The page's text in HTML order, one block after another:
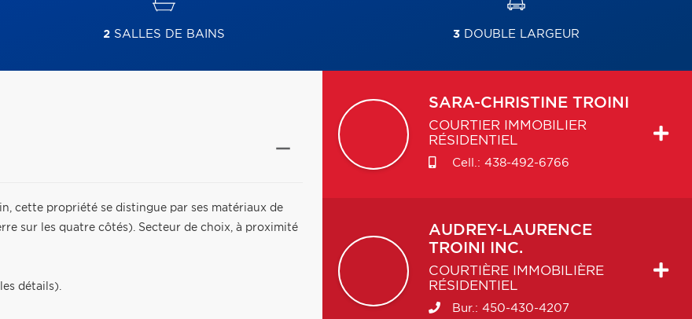
2SALLES DE BAINS 3DOUBLE LARGEUR
cette propriété se distingue par ses matériaux de
sur les quatre côtés). Secteur de choix, à proximité
détails).
SARA-CHRISTINE TROINI
COURTIER IMMOBILIER
RÉSIDENTIEL
Cell.: 438-492-6766
AUDREY-LAURENCE
TROINI INC.
COURTIÈRE IMMOBILIÈRE
RÉSIDENTIEL
Bur.: 450-430-4207